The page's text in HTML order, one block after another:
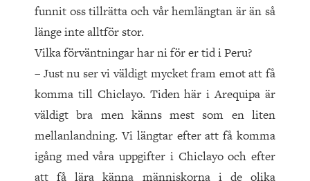
funnit oss tillrätta och vår hemlängtan är än så
länge inte alltför stor.
Vilka förväntningar har ni för er tid i Peru?
– Just nu ser vi väldigt mycket fram emot att få
komma till Chiclayo. Tiden här i Arequipa är
väldigt bra men känns mest som en liten
mellanlandning. Vi längtar efter att få komma
igång med våra uppgifter i Chiclayo och efter
att få lära känna människorna i de olika